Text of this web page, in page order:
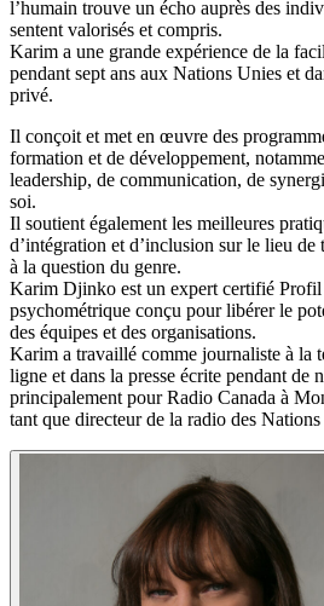
l’humain trouve un écho auprès des
sentent valorisés et compris.
Karim a une grande expérience de la
pendant sept ans aux Nations Unies et
privé.
Il conçoit et met en œuvre des
formation et de développement,
leadership, de communication, de
soi.
Il soutient également les meilleures
d’intégration et d’inclusion sur le lieu
à la question du genre.
Karim Djinko est un expert certifié
psychométrique conçu pour libérer le
des équipes et des organisations.
Karim a travaillé comme journaliste à la
ligne et dans la presse écrite pendant de
principalement pour Radio Canada à
tant que directeur de la radio des